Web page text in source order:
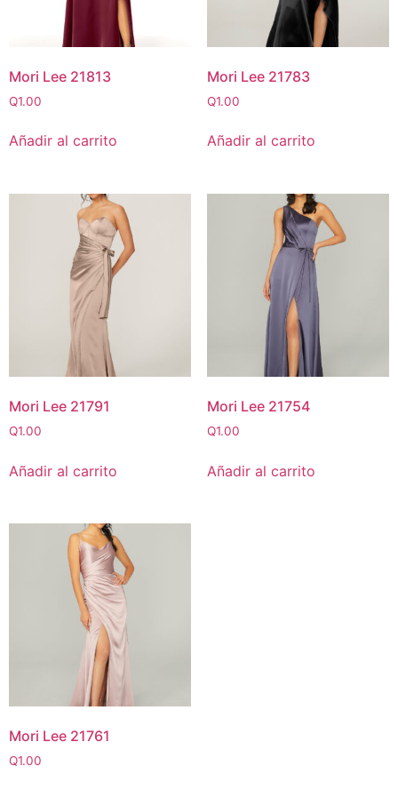
Mori Lee 21813
Q1.00
Añadir al carrito
Mori Lee 21783
Q1.00
Añadir al carrito
Mori Lee 21791
Q1.00
Añadir al carrito
Mori Lee 21754
Q1.00
Añadir al carrito
Mori Lee 21761
Q1.00